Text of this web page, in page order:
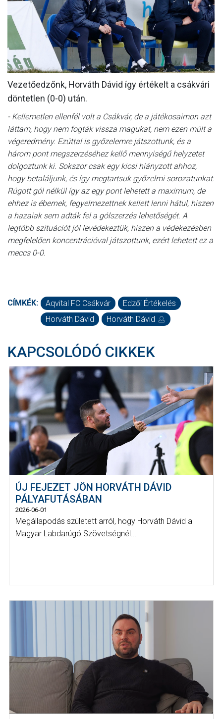
MÉRKŐZÉSEK
KLUB
GALÉRIA
SZURKOLÓI ÉLMÉNYEK
Vezetőedzőnk, Horváth Dávid így értékelt a csákvári
döntetlen (0-0) után.
- Kellemetlen ellenfél volt a Csákvár, de a játékosaimon azt
láttam, hogy nem fogták vissza magukat, nem ezen múlt a
végeredmény. Ezúttal is győzelemre játszottunk, és a
három pont megszerzéséhez kellő mennyiségű helyzetet
dolgoztunk ki. Sokszor csak egy kicsi hiányzott ahhoz,
hogy betaláljunk, és így megtartsuk győzelmi sorozatunkat.
Rúgott gól nélkül így az egy pont lehetett a maximum, de
ehhez is ébernek, fegyelmezettnek kellett lenni hátul, hiszen
a hazaiak sem adták fel a gólszerzés lehetőségét. A
legtöbb szituációt jól levédekeztük, hiszen a védekezésben
megfelelően koncentrációval játszottunk, ezért lehetett ez a
meccs 0-0.
CÍMKÉK: Aqvital FC Csákvár
Edzői Értékelés
Horváth Dávid
Horváth Dávid
KAPCSOLÓDÓ CIKKEK
ÚJ FEJEZET JÖN HORVÁTH DÁVID
PÁLYAFUTÁSÁBAN
2026-06-01
Megállapodás született arról, hogy Horváth Dávid a
Magyar Labdarúgó Szövetségnél...